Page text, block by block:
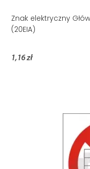
Znak elektryczny
(20EIA)
1,16 zł